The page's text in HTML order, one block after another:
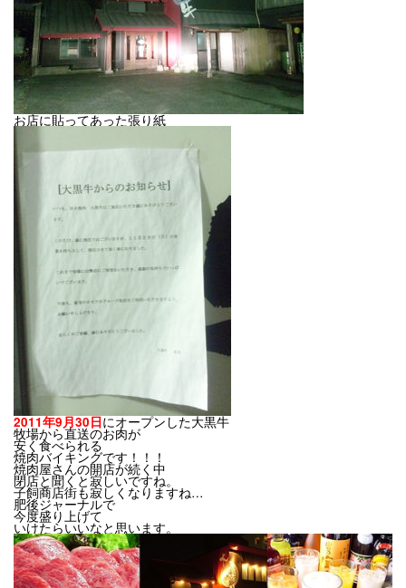
お店に貼ってあった張り紙
2011年9月30日にオープンした大黒牛
牧場から直送のお肉が
安く食べられる
焼肉バイキングです！！！
焼肉屋さんの開店が続く中
閉店と聞くと寂しいですね。
子飼商店街も寂しくなりますね…
肥後ジャーナルで
今度盛り上げて
いけたらいいなと思います。